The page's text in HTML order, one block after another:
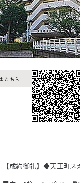
こちら
【成約御礼】◆天王町スカ